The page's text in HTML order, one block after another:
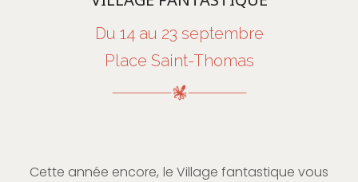
Du 14 au 23 septembre
Place Saint-Thomas
Cette année encore, le Village fantastique vous